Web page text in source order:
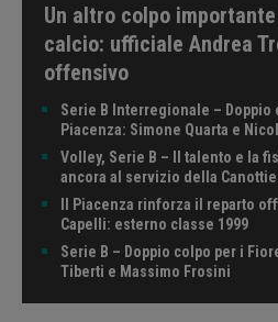
Un altro colpo
calcio: ufficiale Andrea
offensivo
Serie B Interregionale – Doppio
Piacenza: Simone Quarta e
Volley, Serie B – Il talento e la
ancora al servizio della
Il Piacenza rinforza il reparto
Capelli: esterno classe 1999
Serie B – Doppio colpo per i
Tiberti e Massimo Frosini